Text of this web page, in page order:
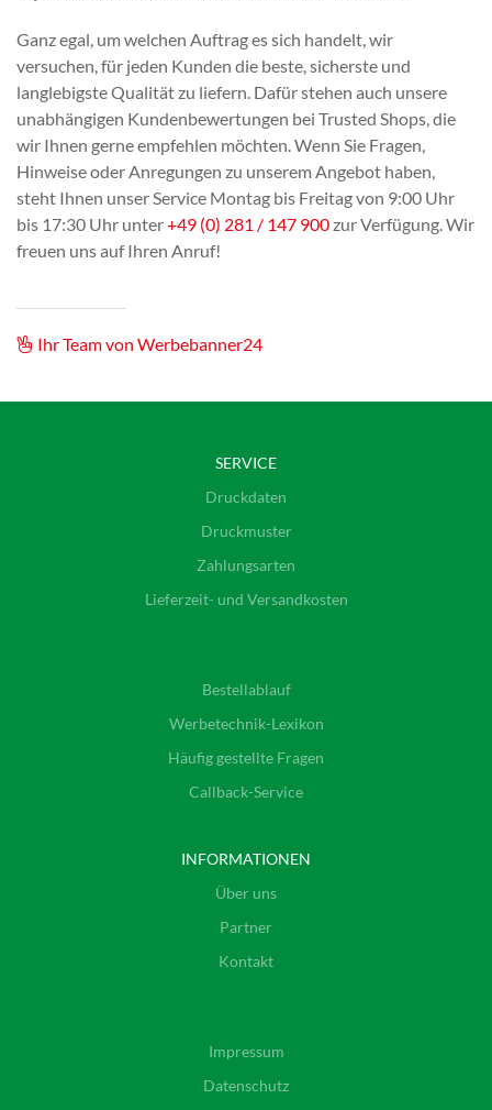
Ganz egal, um welchen Auftrag es sich handelt, wir
versuchen, für jeden Kunden die beste, sicherste und
langlebigste Qualität zu liefern. Dafür stehen auch unsere
unabhängigen Kundenbewertungen bei Trusted Shops, die
wir Ihnen gerne empfehlen möchten. Wenn Sie Fragen,
Hinweise oder Anregungen zu unserem Angebot haben,
steht Ihnen unser Service Montag bis Freitag von 9:00 Uhr
bis 17:30 Uhr unter+49 (0) 281 / 147 900zur Verfügung. Wir
freuen uns auf Ihren Anruf!
Ihr Team von Werbebanner24
SERVICE
Druckdaten
Druckmuster
Zahlungsarten
Lieferzeit- und Versandkosten
Bestellablauf
Werbetechnik-Lexikon
Häufig gestellte Fragen
Callback-Service
INFORMATIONEN
Über uns
Partner
Kontakt
Impressum
Datenschutz